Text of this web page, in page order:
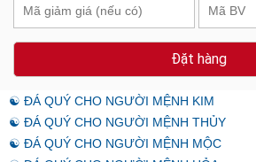
Đặt hàng
☯ ĐÁ QUÝ CHO NGƯỜI MỆNH KIM
☯ ĐÁ QUÝ CHO NGƯỜI MỆNH THỦY
☯ ĐÁ QUÝ CHO NGƯỜI MỆNH MỘC